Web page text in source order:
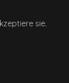
sie.